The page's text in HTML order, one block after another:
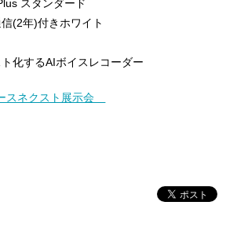
スタンダード
年)付きホワイト
するAIボイスレコーダー
スネクスト展示会